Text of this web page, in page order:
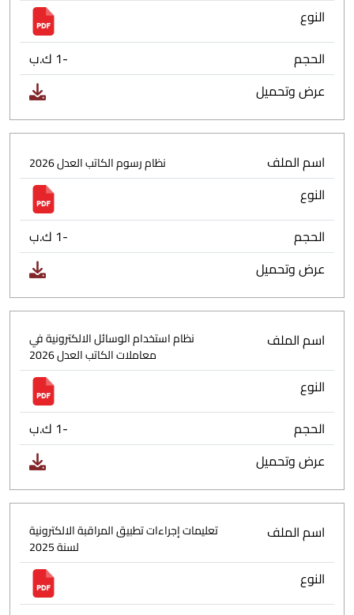
النوع
الحجم
-1 ك.ب
عرض وتحميل
اسم الملف نظام رسوم الكاتب العدل 2026
النوع
الحجم
-1 ك.ب
عرض وتحميل
اسم الملف
نظام استخدام الوسائل الالكترونية في
معاملات الكاتب العدل 2026
النوع
الحجم
-1 ك.ب
عرض وتحميل
اسم الملف
تعليمات إجراءات تطبيق المراقبة الالكترونية
لسنة 2025
النوع